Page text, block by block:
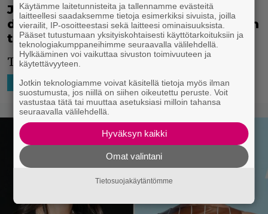
Jenkkisoltut vs. vietnamilaiset
dinosaurukset – katso Primitive Warin
traileri
Tämä vaikuttaa todella hauskalta.
HOLLYWOOD 29.7.2025 10:15 Niko Ikonen
Käytämme laitetunnisteita ja tallennamme evästeitä
laitteellesi saadaksemme tietoja esimerkiksi sivuista, joilla
vierailit, IP-osoitteestasi sekä laitteesi ominaisuuksista.
Pääset tutustumaan yksityiskohtaisesti käyttötarkoituksiin ja
teknologiakumppaneihimme seuraavalla välilehdellä.
Hylkääminen voi vaikuttaa sivuston toimivuuteen ja
käytettävyyteen.
Jotkin teknologiamme voivat käsitellä tietoja myös ilman
suostumusta, jos niillä on siihen oikeutettu peruste. Voit
vastustaa tätä tai muuttaa asetuksiasi milloin tahansa
seuraavalla välilehdellä.
Hyväksyn kaikki
Omat valintani
Tietosuojakäytäntömme